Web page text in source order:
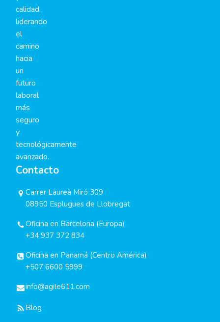
calidad,
liderando
el
camino
hacia
un
futuro
laboral
más
seguro
y
tecnológicamente
avanzado.
Contacto
Carrer Laureà Miró 309
08950 Esplugues de Llobregat
Oficina en Barcelona (Europa)
+34 937 372 834
Oficina en Panamá (Centro América)
+507 6600 5999
info@agile611.com
Blog